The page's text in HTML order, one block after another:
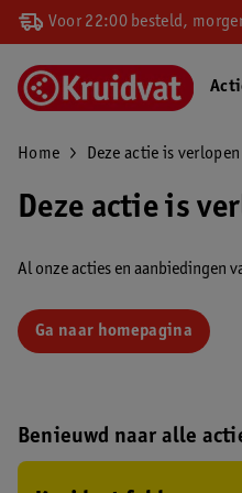
Voor 22:00 besteld,
Home Deze actie is verlopen
Deze actie is
Al onze acties en aanbiedingen
Ga naar homepagina
Benieuwd naar alle